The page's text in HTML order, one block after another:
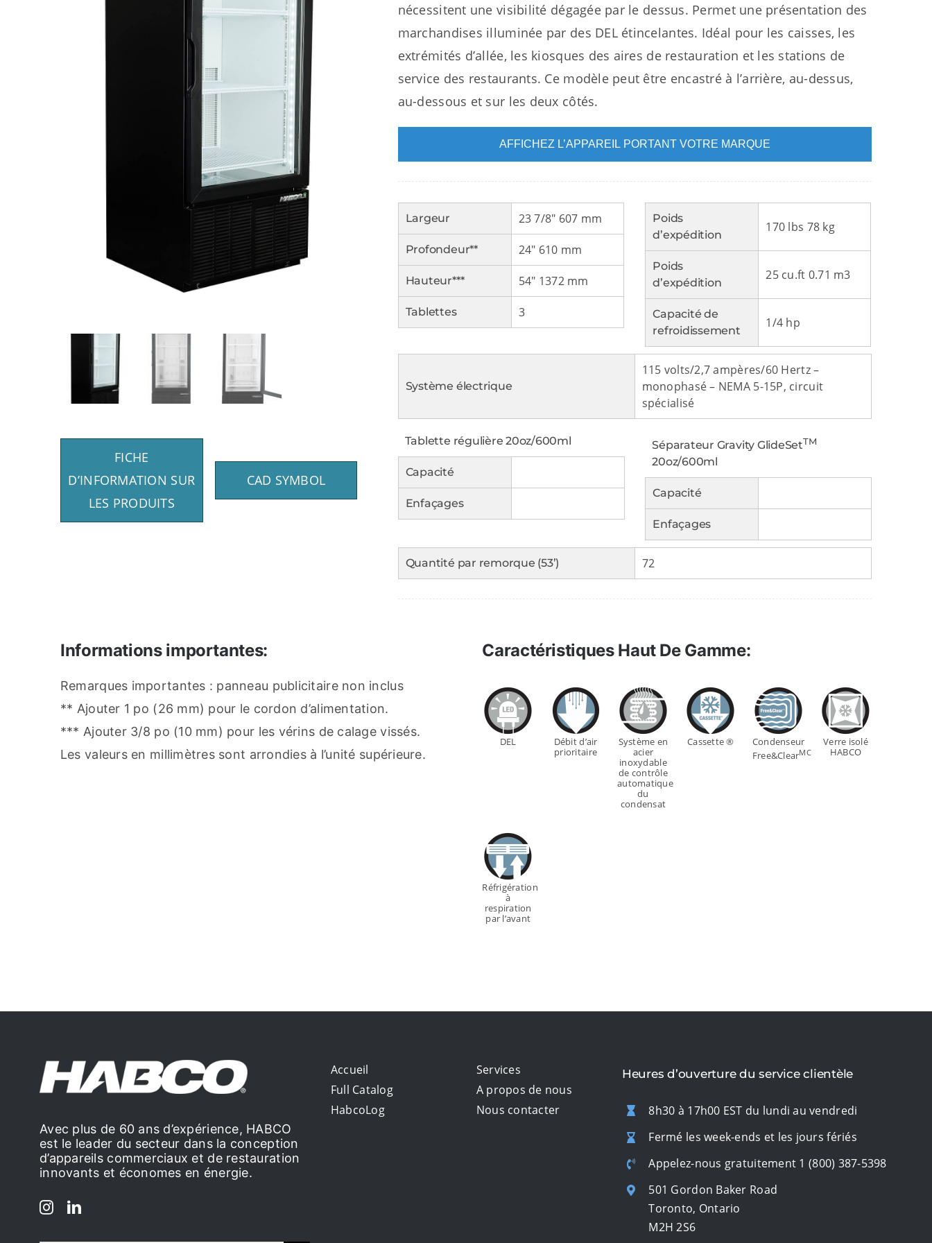
FICHE
D’INFORMATION SUR
LES PRODUITS
CAD SYMBOL
nécessitent une visibilité dégagée par le dessus. Permet une présentation des
marchandises illuminée par des DEL étincelantes. Idéal pour les caisses, les
extrémités d’allée, les kiosques des aires de restauration et les stations de
service des restaurants. Ce modèle peut être encastré à l’arrière, au-dessus,
au-dessous et sur les deux côtés.
AFFICHEZ L’APPAREIL PORTANT VOTRE MARQUE
Largeur 23 7/8″ 607 mm
Profondeur** 24″ 610 mm
Hauteur*** 54″ 1372 mm
Tablettes 3
Poids
d’expédition
170 lbs 78 kg
Poids
d’expédition
25 cu.ft 0.71 m3
Capacité de
refroidissement
1/4 hp
Système électrique
115 volts/2,7 ampères/60 Hertz –
monophasé – NEMA 5-15P, circuit
spécialisé
Tablette régulière 20oz/600ml
Capacité
Enfaçages
Séparateur Gravity GlideSetTM
20oz/600ml
Capacité
Enfaçages
Quantité par remorque (53’) 72
Informations importantes:
Remarques importantes : panneau publicitaire non inclus
** Ajouter 1 po (26 mm) pour le cordon d’alimentation.
*** Ajouter 3/8 po (10 mm) pour les vérins de calage vissés.
Les valeurs en millimètres sont arrondies à l’unité supérieure.
Caractéristiques Haut De Gamme:
DEL
Débit d’air
prioritaire
Système en
acier
inoxydable
de contrôle
automatique
du
condensat
Cassette ®
Condenseur
Free&ClearMC
Verre isolé
HABCO
Réfrigération
à
respiration
par l’avant
Avec plus de 60 ans d’expérience, HABCO
est le leader du secteur dans la conception
d’appareils commerciaux et de restauration
innovants et économes en énergie.
Accueil
Full Catalog
HabcoLog
Services
A propos de nous
Nous contacter
Heures d’ouverture du service clientèle
8h30 à 17h00 EST du lundi au vendredi
Fermé les week-ends et les jours fériés
Appelez-nous gratuitement 1 (800) 387-5398
501 Gordon Baker Road
Toronto, Ontario
M2H 2S6